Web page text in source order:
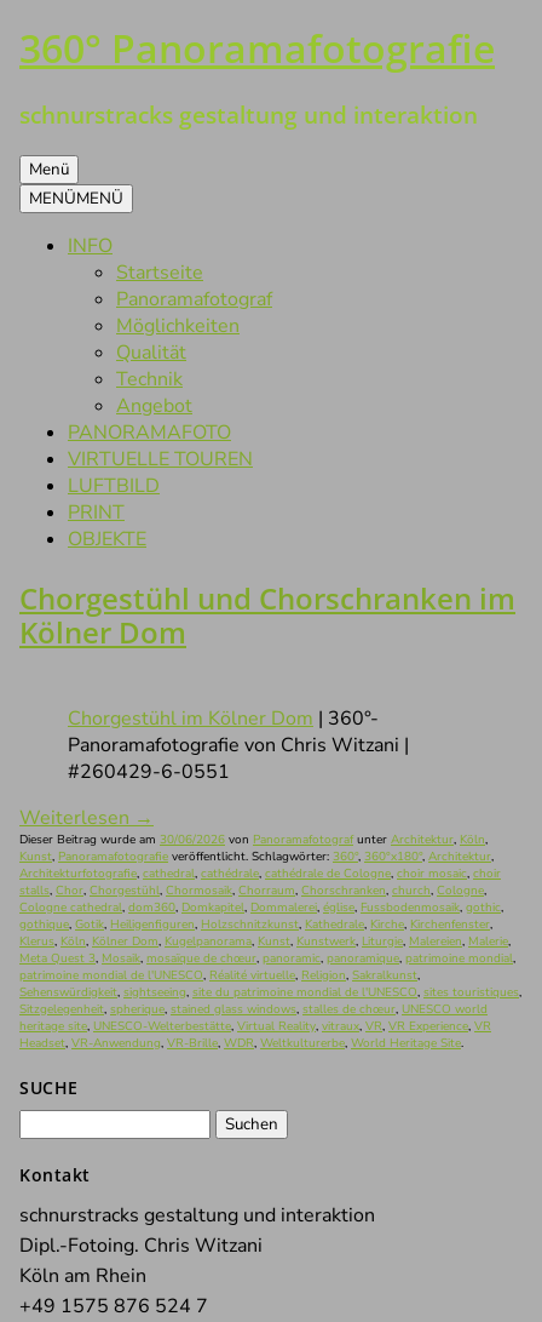
Zum
Inhalt
360° Panoramafotografie
schnurstracks gestaltung und interaktion
Menü
MENÜMENÜ
INFO
Startseite
Panoramafotograf
Möglichkeiten
Qualität
Technik
Angebot
PANORAMAFOTO
VIRTUELLE TOUREN
LUFTBILD
PRINT
OBJEKTE
Chorgestühl und Chorschranken im
Kölner Dom
Chorgestühl im Kölner Dom | 360°-
Panoramafotografie von Chris Witzani |
#260429-6-0551
Weiterlesen →
Dieser Beitrag wurde am 30/06/2026 von Panoramafotografunter Architektur, Köln,
Kunst, Panoramafotografie veröffentlicht. Schlagwörter: 360°, 360°x180°, Architektur,
Architekturfotografie, cathedral, cathédrale, cathédrale de Cologne, choir mosaic, choir
stalls, Chor, Chorgestühl, Chormosaik, Chorraum, Chorschranken, church, Cologne,
Cologne cathedral, dom360, Domkapitel, Dommalerei, église, Fussbodenmosaik, gothic,
gothique, Gotik, Heiligenfiguren, Holzschnitzkunst, Kathedrale, Kirche, Kirchenfenster,
Klerus, Köln, Kölner Dom, Kugelpanorama, Kunst, Kunstwerk, Liturgie, Malereien, Malerie,
Meta Quest 3, Mosaik, mosaïque de chœur, panoramic, panoramique, patrimoine mondial,
patrimoine mondial de l'UNESCO, Réalité virtuelle, Religion, Sakralkunst,
Sehenswürdigkeit, sightseeing, site du patrimoine mondial de l'UNESCO, sites touristiques,
Sitzgelegenheit, spherique, stained glass windows, stalles de chœur, UNESCO world
heritage site, UNESCO-Welterbestätte, Virtual Reality, vitraux, VR, VR Experience, VR
Headset, VR-Anwendung, VR-Brille, WDR, Weltkulturerbe, World Heritage Site.
SUCHE
Kontakt
schnurstracks gestaltung und interaktion
Dipl.-Fotoing. Chris Witzani
Köln am Rhein
+49 1575 876 524 7